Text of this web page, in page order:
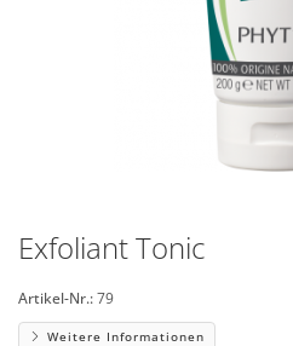
Exfoliant Tonic
Artikel-Nr.:79
Weitere Informationen